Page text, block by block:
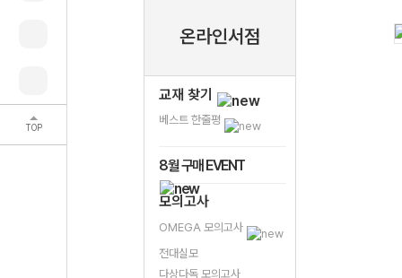
TOP
온라인서점
교재 찾기
베스트 한줄평
8월 구매 EVENT
모의고사
OMEGA 모의고사
전대실모
다상다독 모의고사